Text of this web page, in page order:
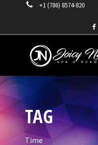
+1 (786) 8574-820
TAG
Time